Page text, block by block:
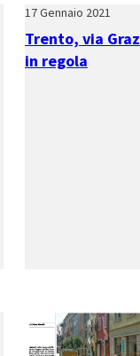
17 Gennaio 2021
Trento, via
in regola